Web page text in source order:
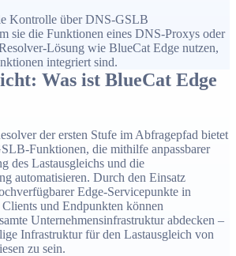
Kontrolle über DNS-GSLB
sie die Funktionen eines DNS-Proxys oder
Lösung wie BlueCat Edge nutzen,
integriert sind.
Was ist BlueCat Edge
der ersten Stufe im Abfragepfad bietet
Funktionen, die mithilfe anpassbarer
des Lastausgleichs und die
automatisieren. Durch den Einsatz
Edge-Servicepunkte in
und Endpunkten können
Unternehmensinfrastruktur abdecken –
Infrastruktur für den Lastausgleich von
zu sein.